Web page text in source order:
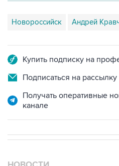
Новороссийск Андрей
Купить подписку на
Подписаться на
Получать оперативные
канале